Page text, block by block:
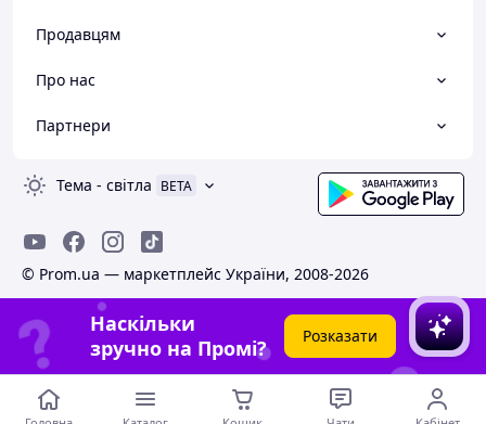
Продавцям
Про нас
Партнери
Тема - світла BETA
© Prom.ua — маркетплейс України, 2008-2026
Наскільки
зручно на Промі?
Розказати